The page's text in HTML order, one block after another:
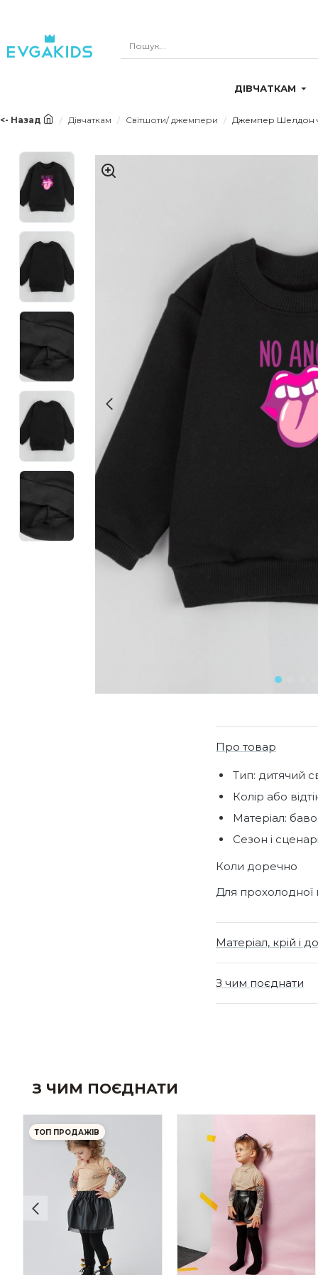
ДІВЧАТКАМ
<- Назад Дівчаткам Світшоти/ джемпери Джемпер Шелдон
Про товар
Тип: дитячий
Колір або
Матеріал:
Сезон і
Коли доречно
Для прохолодної
Матеріал, крій і
З чим поєднати
З ЧИМ ПОЄДНАТИ
ТОП ПРОДАЖІВ